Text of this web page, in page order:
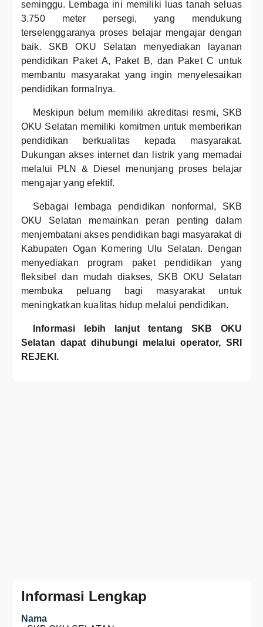
seminggu. Lembaga ini memiliki luas tanah seluas
3.750 meter persegi, yang mendukung
terselenggaranya proses belajar mengajar dengan
baik. SKB OKU Selatan menyediakan layanan
pendidikan Paket A, Paket B, dan Paket C untuk
membantu masyarakat yang ingin menyelesaikan
pendidikan formalnya.
Meskipun belum memiliki akreditasi resmi, SKB
OKU Selatan memiliki komitmen untuk memberikan
pendidikan berkualitas kepada masyarakat.
Dukungan akses internet dan listrik yang memadai
melalui PLN & Diesel menunjang proses belajar
mengajar yang efektif.
Sebagai lembaga pendidikan nonformal, SKB
OKU Selatan memainkan peran penting dalam
menjembatani akses pendidikan bagi masyarakat di
Kabupaten Ogan Komering Ulu Selatan. Dengan
menyediakan program paket pendidikan yang
fleksibel dan mudah diakses, SKB OKU Selatan
membuka peluang bagi masyarakat untuk
meningkatkan kualitas hidup melalui pendidikan.
Informasi lebih lanjut tentang SKB OKU
Selatan dapat dihubungi melalui operator, SRI
REJEKI.
Informasi Lengkap
Nama